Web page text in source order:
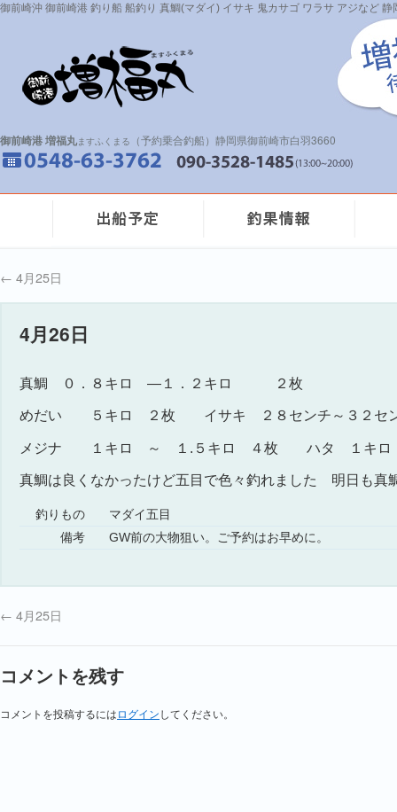
御前崎沖 御前崎港 釣り船 船釣り 真鯛(マダイ) イサキ 鬼カサゴ ワラサ アジなど
御前崎港 増福丸ますふくまる （予約乗合釣船）静岡県御前崎市白羽3660
← 4月25日
4月26日
真鯛 ０．８キロ —１．２キロ ２枚
めだい ５キロ ２枚 イサキ ２８センチ～３２
メジナ １キロ ～ １.５キロ ４枚 ハタ １キロ
真鯛は良くなかったけど五目で色々釣れました 明日も真
釣りもの
マダイ五目
備考
GW前の大物狙い。ご予約はお早めに。
← 4月25日
コメントを残す
コメントを投稿するには ログイン してください。